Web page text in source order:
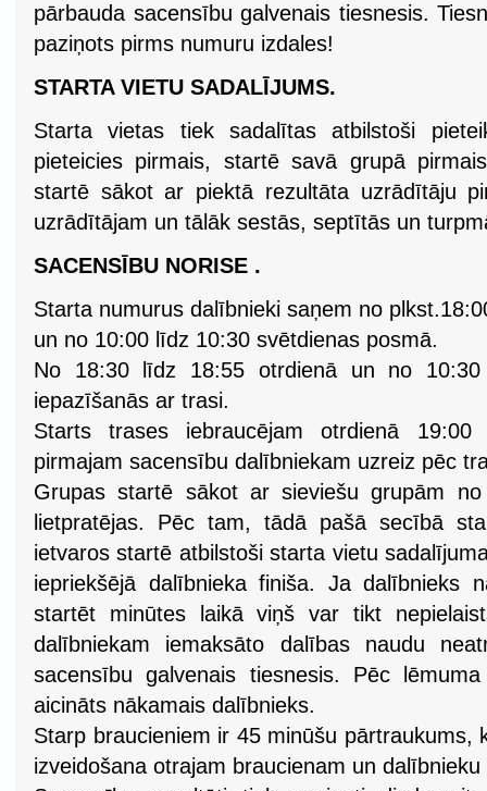
pārbauda sacensību galvenais tiesnesis.
paziņots pirms numuru izdales!
STARTA VIETU SADALĪJUMS.
Starta vietas tiek sadalītas atbilstoši
pieteicies pirmais, startē savā grupā
startē sākot ar piektā rezultāta uzrādītāju
uzrādītājam un tālāk sestās, septītās un
SACENSĪBU NORISE .
Starta numurus dalībnieki saņem no
un no 10:00 līdz 10:30 svētdienas posmā.
No 18:30 līdz 18:55 otrdienā un no
iepazīšanās ar trasi.
Starts trases iebraucējam otrdienā
pirmajam sacensību dalībniekam uzreiz pēc
Grupas startē sākot ar sieviešu grupām
lietpratējas. Pēc tam, tādā pašā secībā
ietvaros startē atbilstoši starta vietu
iepriekšējā dalībnieka finiša. Ja dalībnieks
startēt minūtes laikā viņš var tikt
dalībniekam iemaksāto dalības naudu
sacensību galvenais tiesnesis. Pēc
aicināts nākamais dalībnieks.
Starp braucieniem ir 45 minūšu pārtraukums,
izveidošana otrajam braucienam un